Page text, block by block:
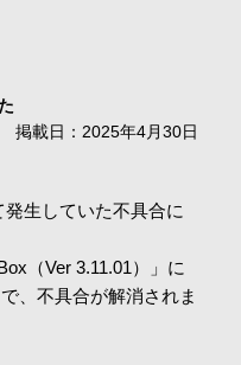
掲載日：2025年4月30日
発生していた不具合に
（Ver 3.11.01）」に
、不具合が解消されま